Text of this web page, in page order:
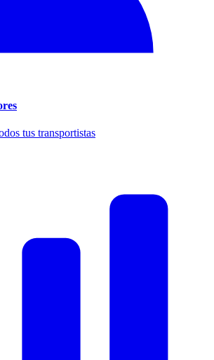
tus transportistas